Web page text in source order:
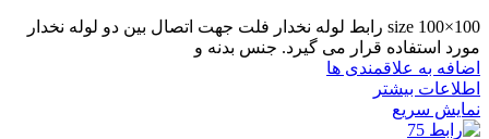
size 100×100 رابط لوله نخدار فلت جهت اتصال بین دو لوله نخدار
مورد استفاده قرار می گیرد. جنس بدنه و
اضافه به علاقمندی ها
اطلاعات بیشتر
نمایش سریع